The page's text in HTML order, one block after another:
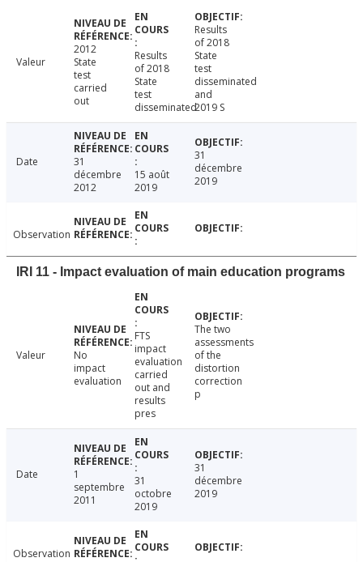
Valeur
2012
State
test
carried
out
Results
of 2018
State
test
disseminated
Results
of 2018
State
test
disseminated
and
2019 S
Date
31
décembre
2012
15 août
2019
31
décembre
2019
Observation
IRI 11 - Impact evaluation of main education programs
Valeur
No
impact
evaluation
FTS
impact
evaluation
carried
out and
results
pres
The two
assessments
of the
distortion
correction
p
Date
1
septembre
2011
31
octobre
2019
31
décembre
2019
Observation